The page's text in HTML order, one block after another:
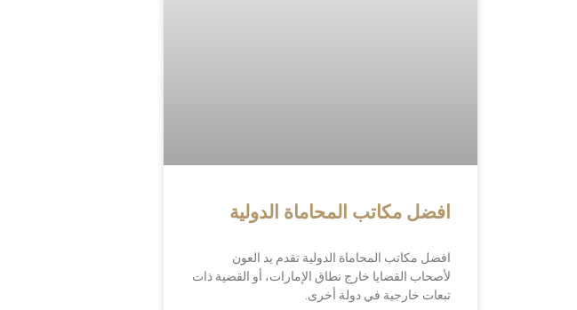
افضل مكاتب المحاماة الدولية
افضل مكاتب المحاماة الدولية تقدم يد العون
لأصحاب القضايا خارج نطاق الإمارات، أو القضية ذات
تبعات خارجية في دولة أخرى.